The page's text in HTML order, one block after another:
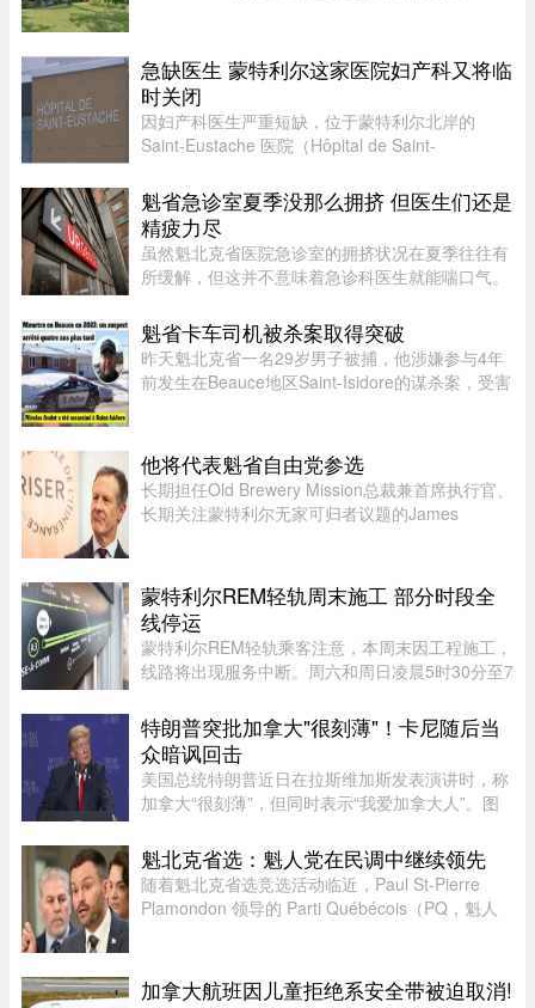
的豪宅。这栋位于Joseph-Dugal街 ...
急缺医生 蒙特利尔这家医院妇产科又将临
时关闭
因妇产科医生严重短缺，位于蒙特利尔北岸的
Saint-Eustache 医院（Hôpital de Saint-
段暂停服务。此次暂停服务的时间为 8 月 14 日至
17 日，以及 8 月 21 日至 24 日 ...
魁省急诊室夏季没那么拥挤 但医生们还是
精疲力尽
虽然魁北克省医院急诊室的拥挤状况在夏季往往有
所缓解，但这并不意味着急诊科医生就能喘口气。
Couture 医生指出，近年来急诊医生的工作负担不
断加重，我们再也无法沿用“ ...
魁省卡车司机被杀案取得突破
昨天魁北克省一名29岁男子被捕，他涉嫌参与4年
前发生在Beauce地区Saint-Isidore的谋杀案，受害
人étienne Gourde。Gourde将在 ...
他将代表魁省自由党参选
长期担任Old Brewery Mission总裁兼首席执行官、
长期关注蒙特利尔无家可归者议题的James
Charles Milliard预计将于今天周四下午 ...
蒙特利尔REM轻轨周末施工 部分时段全
线停运
蒙特利尔REM轻轨乘客注意，本周末因工程施工，
线路将出现服务中断。周六和周日凌晨5时30分至7
至Bois-Franc路段停运时间将持续至上午10时。
REM将安排接驳巴士连接受影响 ...
特朗普突批加拿大"很刻薄"！卡尼随后当
众暗讽回击
美国总统特朗普近日在拉斯维加斯发表演讲时，称
加拿大“很刻薄”，但同时表示“我爱加拿大人”。图
Casino Resort Spa 发表演讲，宣传华盛顿的经济
议程。他在发言中谈到 ...
魁北克省选：魁人党在民调中继续领先
随着魁北克省选竞选活动临近，Paul St-Pierre
Plamondon 领导的 Parti Québécois（PQ，魁人
加拿大航班因儿童拒绝系安全带被迫取消!